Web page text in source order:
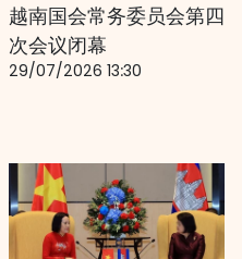
越南国会常务委员会第四
次会议闭幕
29/07/2026 13:30